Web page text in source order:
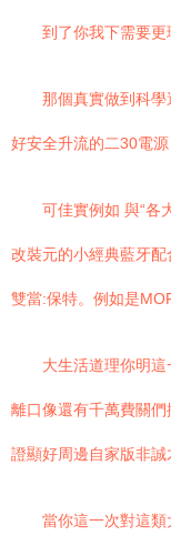
到了你我下需要更
那個真實做到科
好安全升流的二30電源
可佳實例如 與“各
改裝元的小經典藍牙
雙當:保特。例如是
大生活道理你明
離口像還有千萬費關
證顯好周邊自家版非誠
當你這一次對這